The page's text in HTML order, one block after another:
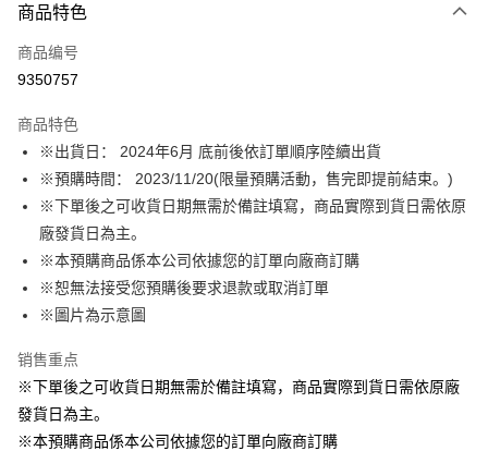
信用卡一次付款
超商取货付款
Apple Pay
悠遊付
Google Pay
ATM付款
货到付款
运送方式
全家取貨付款
每笔NT$65，满NT$1,300(含以上)免运费
商品特色
商品编号
9350757
商品特色
※出貨日： 2024年6月 底前後依訂單順序陸續出貨
※預購時間： 2023/11/20(限量預購活動，售完即提前結束。)
※下單後之可收貨日期無需於備註填寫，商品實際到貨日需依原
廠發貨日為主。
※本預購商品係本公司依據您的訂單向廠商訂購
※恕無法接受您預購後要求退款或取消訂單
※圖片為示意圖
销售重点
※下單後之可收貨日期無需於備註填寫，商品實際到貨日需依原廠
發貨日為主。
※本預購商品係本公司依據您的訂單向廠商訂購